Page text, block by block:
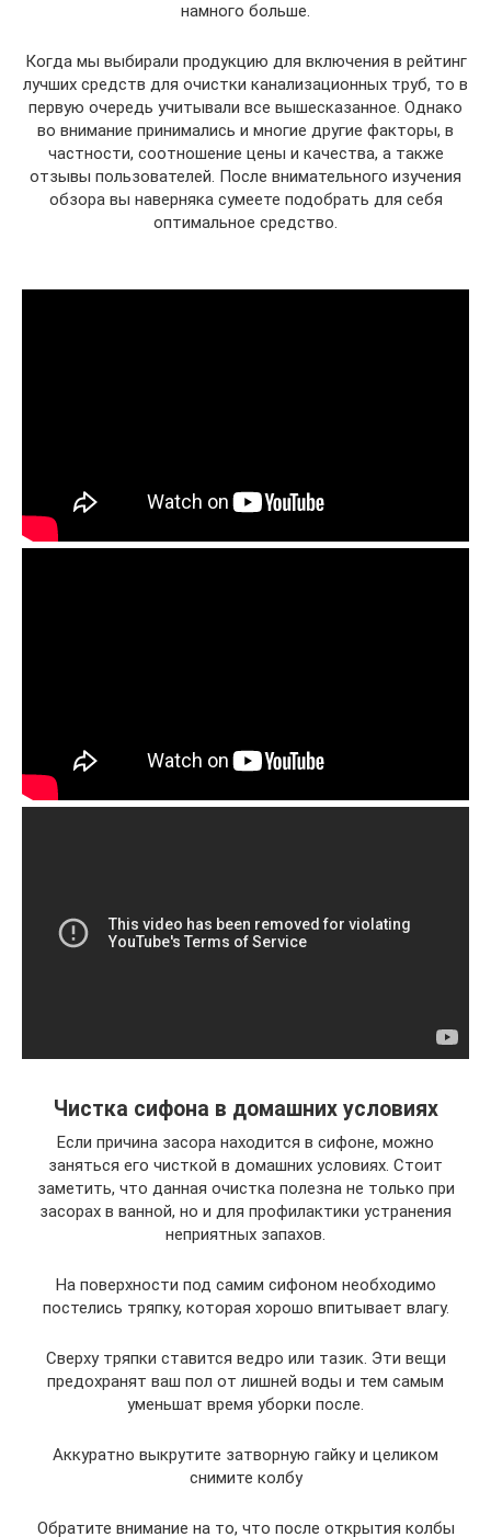
намного больше.
Когда мы выбирали продукцию для включения в рейтинг
лучших средств для очистки канализационных труб, то в
первую очередь учитывали все вышесказанное. Однако
во внимание принимались и многие другие факторы, в
частности, соотношение цены и качества, а также
отзывы пользователей. После внимательного изучения
обзора вы наверняка сумеете подобрать для себя
оптимальное средство.
Чистка сифона в домашних условиях
Если причина засора находится в сифоне, можно
заняться его чисткой в домашних условиях. Стоит
заметить, что данная очистка полезна не только при
засорах в ванной, но и для профилактики устранения
неприятных запахов.
На поверхности под самим сифоном необходимо
постелись тряпку, которая хорошо впитывает влагу.
Сверху тряпки ставится ведро или тазик. Эти вещи
предохранят ваш пол от лишней воды и тем самым
уменьшат время уборки после.
Аккуратно выкрутите затворную гайку и целиком
снимите колбу
Обратите внимание на то, что после открытия колбы